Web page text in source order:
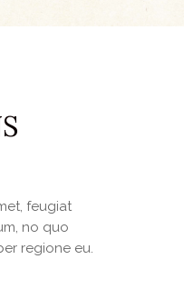
feugiat
no quo
regione eu.